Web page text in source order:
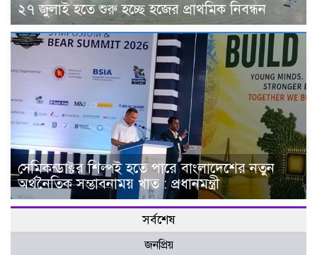
২৭ জুলাই হতে শুরু হচ্ছে হজের প্রাথমিক নিবন্ধন
সেমিকন্ডাক্টর শিল্পই হতে পারে বাংলাদেশের নতুন
অর্থনৈতিক সম্ভাবনাময় খাত : প্রধানমন্ত্রী
সর্বশেষ
জনপ্রিয়